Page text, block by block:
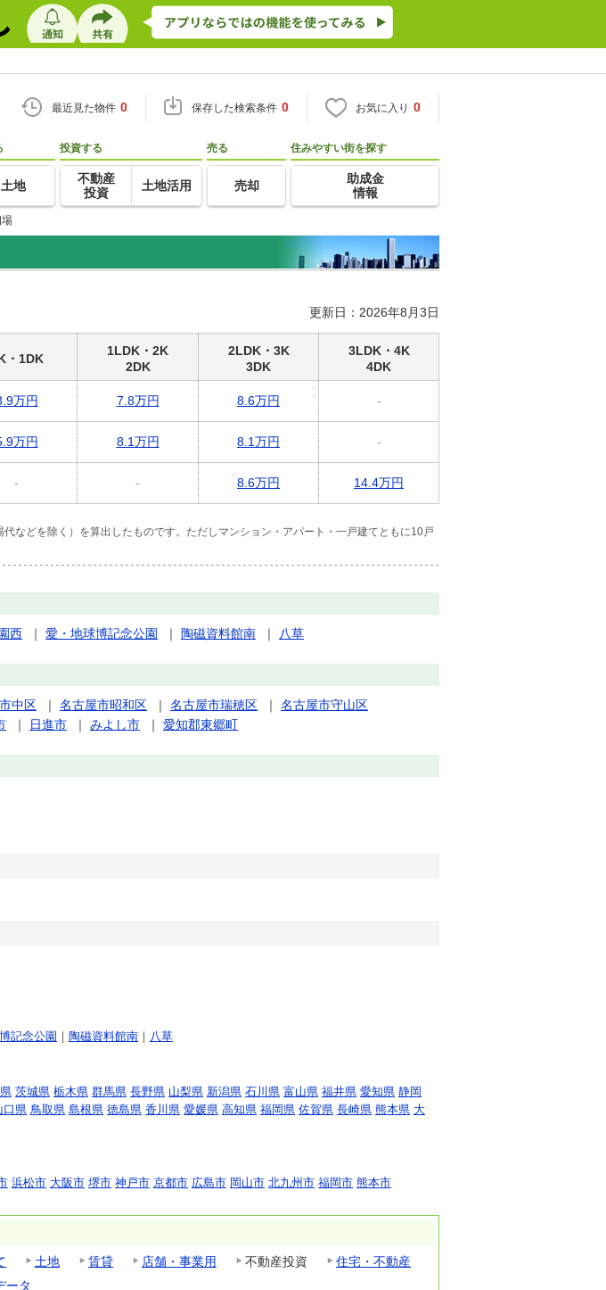
最近見た物件 0 保存した検索条件 0 お気に入り 0
土地
投資する
不動産
投資
土地活用
売る
売却
住みやすい街を探す
助成金
情報
更新日：2026年8月3日
・1DK
1LDK・2K
2DK
2LDK・3K
3DK
3LDK・4K
4DK
万円 7.8万円 8.6万円 -
万円 8.1万円 8.1万円 -
- - 8.6万円 14.4万円
などを除く）を算出したものです。ただしマンション・アパート・一戸建てともに10戸
西 ｜ 愛・地球博記念公園 ｜ 陶磁資料館南 ｜ 八草
中区 ｜ 名古屋市昭和区 ｜ 名古屋市瑞穂区 ｜ 名古屋市守山区
｜ 日進市 ｜ みよし市 ｜ 愛知郡東郷町
記念公園 ｜ 陶磁資料館南 ｜ 八草
茨城県 栃木県 群馬県 長野県 山梨県 新潟県 石川県 富山県 福井県 愛知県 静岡
口県 鳥取県 島根県 徳島県 香川県 愛媛県 高知県 福岡県 佐賀県 長崎県 熊本県 大
浜松市 大阪市 堺市 神戸市 京都市 広島市 岡山市 北九州市 福岡市 熊本市
土地 賃貸 店舗・事業用 不動産投資
住宅・不動産
ータ